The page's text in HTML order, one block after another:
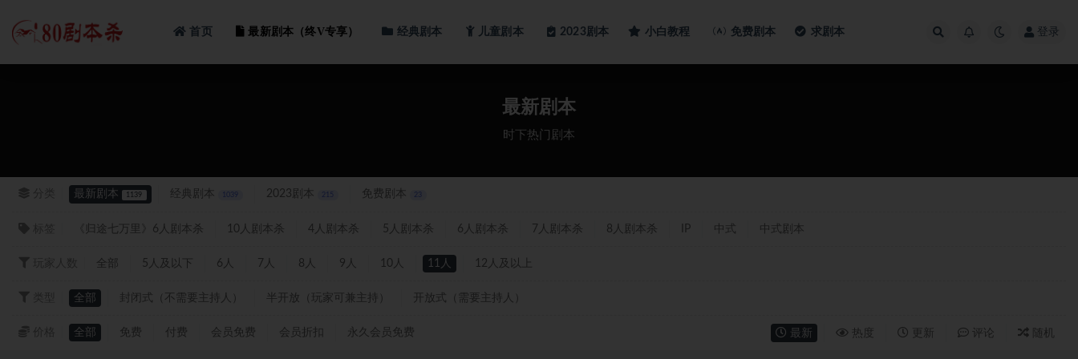
首页 最新剧本（终V专享） 经典剧本 儿童剧本 2023剧本 小白教程 免费剧本 求剧本 登录
最新剧本
时下热门剧本
最新剧本 1139 经典剧本 1039 2023剧本 215 免费剧本 23
《归途七万里》6人剧本杀 10人剧本杀 4人剧本杀 5人剧本杀 6人剧本杀 7人剧本杀 8人剧本杀 IP 中式 中式剧本
全部 5人及以下 6人 7人 8人 9人 10人 11人 12人及以上
全部 封闭式（不需要主持人） 半开放（玩家可兼主持） 开放式（需要主持人）
全部 免费 付费 会员免费 会员折扣 永久会员免费 最新 热度 更新 评论 随机